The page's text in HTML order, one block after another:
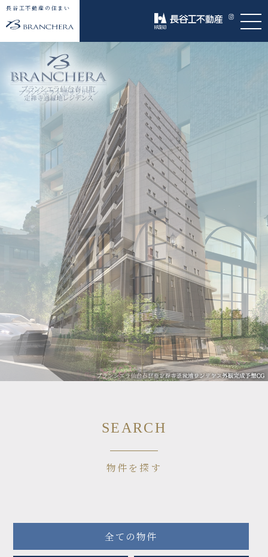
長谷工不動産の住まい
SEARCH
物件を探す
全ての物件